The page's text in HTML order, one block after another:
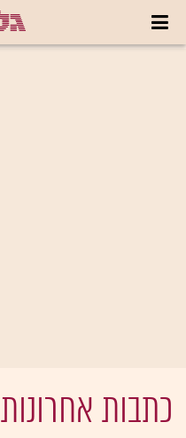
כתבות אחרונות